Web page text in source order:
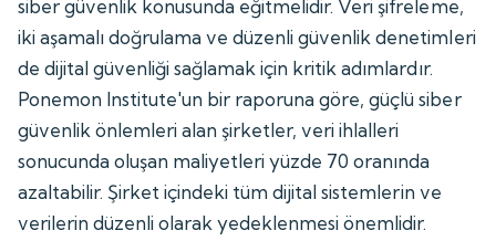
siber güvenlik konusunda eğitmelidir. Veri şifreleme,
iki aşamalı doğrulama ve düzenli güvenlik denetimleri
de dijital güvenliği sağlamak için kritik adımlardır.
Ponemon Institute'un bir raporuna göre, güçlü siber
güvenlik önlemleri alan şirketler, veri ihlalleri
sonucunda oluşan maliyetleri yüzde 70 oranında
azaltabilir. Şirket içindeki tüm dijital sistemlerin ve
verilerin düzenli olarak yedeklenmesi önemlidir.